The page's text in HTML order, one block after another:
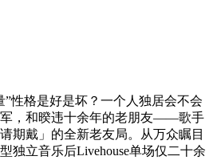
”性格是好是坏？一个人独居会不会
，和暌违十余年的老朋友——歌手
期戴」的全新老友局。从万众瞩目
独立音乐后Livehouse单场仅二十余